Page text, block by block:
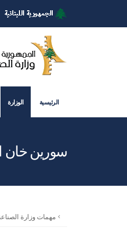
الرئيسية الوزارة
سورين خان
مهمات وزارة